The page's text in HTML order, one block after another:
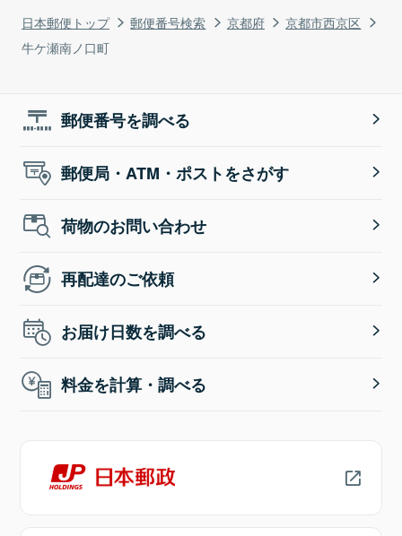
日本郵便トップ 郵便番号検索 京都府
京都市西京区
牛ケ瀬南ノ口町
郵便番号を調べる
郵便局・ATM・ポストをさがす
荷物のお問い合わせ
再配達のご依頼
お届け日数を調べる
料金を計算・調べる